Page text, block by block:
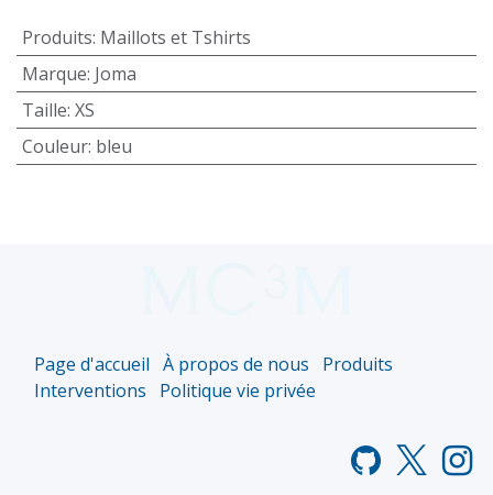
Produits: Maillots et Tshirts
Marque: Joma
Taille: XS
Couleur: bleu
Page d'accueil À propos de nous
Produits
Interventions
Politique vie privée